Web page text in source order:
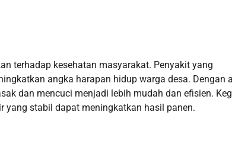
terhadap kesehatan masyarakat. Penyakit yang
angka harapan hidup warga desa. Dengan
dan mencuci menjadi lebih mudah dan efisien.
yang stabil dapat meningkatkan hasil panen.